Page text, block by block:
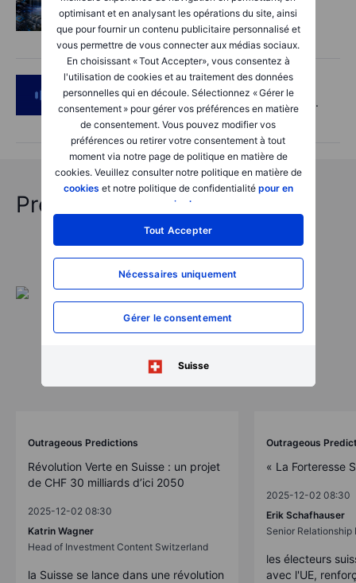
optimisant et en analysant les opérations du site, ainsi
que pour fournir un contenu publicitaire personnalisé et
vous permettre de vous connecter aux médias sociaux.
En choisissant « Tout Accepter», vous consentez à
l'utilisation de cookies et au traitement des données
personnelles qui en découle. Sélectionnez « Gérer le
consentement » pour gérer vos préférences en matière
de consentement. Vous pouvez modifier vos
préférences ou retirer votre consentement à tout
moment via notre page de politique en matière de
cookies. Veuillez consulter notre politique en matière de
cookies et notre politique de confidentialité pour en
savoir plus
Tout Accepter
Nécessaires uniquement
Gérer le consentement
Suisse
AI’s next phase: Investing beyond the
bottlenecks
Podcast
2026-08-05 14:27:00
SpaceX's Starmind to start on terra firma.
Gold rally a signal?
Prévisions "chocs" 2026
Outrageous Predictions
Révolution Verte en Suisse : un projet
de CHF 30 milliards d’ici 2050
2025-12-02 08:30
Katrin Wagner
Head of Investment Content Switzerland
la Suisse se lance dans une révolution
Outrageous
« La Forteresse
2025-12-02 08:30
Erik Schafhauser
Senior Relationship
les électeurs
avec l'UE,